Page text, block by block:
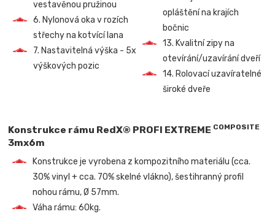
vestavěnou pružinou
6. Nylonová oka v rozích
střechy na kotvící lana
7. Nastavitelná výška - 5x
výškových pozic
opláštění na krajích
bočnic
13. Kvalitní zipy na
otevírání/uzavírání dveří
14. Rolovací uzavíratelné
široké dveře
Konstrukce rámu RedX® PROFI EXTREME COMPOSITE
3mx6m
Konstrukce je vyrobena z kompozitního materiálu (cca.
30% vinyl + cca. 70% skelné vlákno), šestihranný profil
nohou rámu, Ø 57mm.
Váha rámu: 60kg.